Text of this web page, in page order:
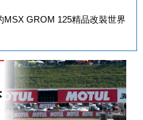
MSX GROM 125精品改裝世界